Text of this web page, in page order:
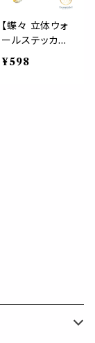
【蝶々 立体ウォ
ールステッカー】
桜グラデーショ
ン 12ピース 3D
¥598